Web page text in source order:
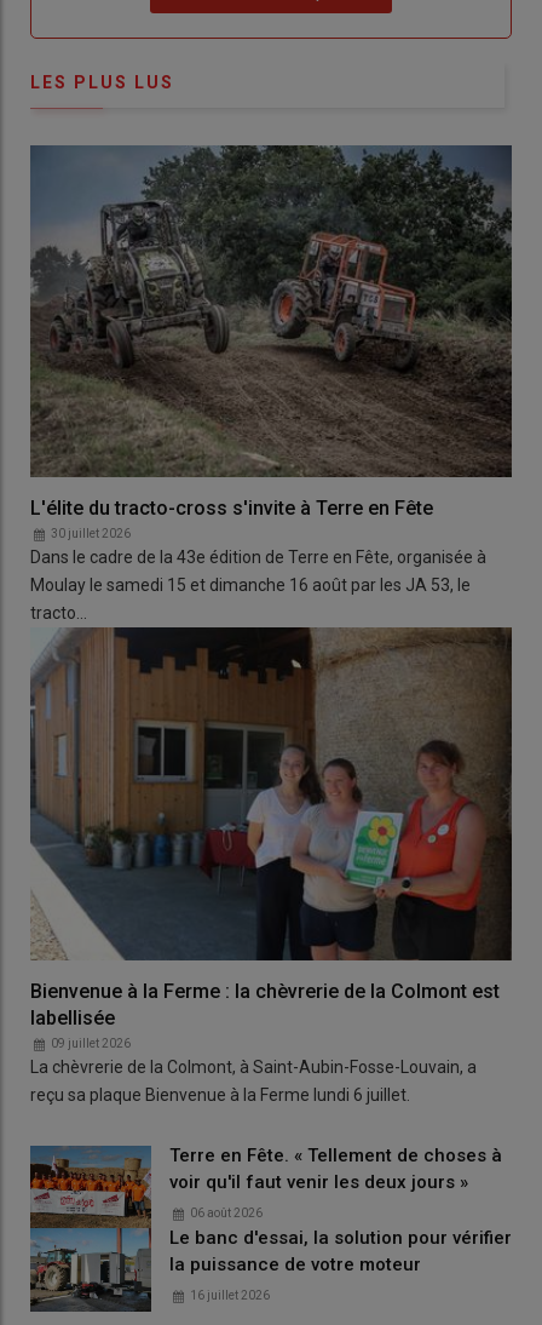
LES PLUS LUS
L'élite du tracto-cross s'invite à Terre en Fête
30 juillet 2026
Dans le cadre de la 43e édition de Terre en Fête, organisée à
Moulay le samedi 15 et dimanche 16 août par les JA 53, le
tracto…
Bienvenue à la Ferme : la chèvrerie de la Colmont est
labellisée
09 juillet 2026
La chèvrerie de la Colmont, à Saint-Aubin-Fosse-Louvain, a
reçu sa plaque Bienvenue à la Ferme lundi 6 juillet.
Terre en Fête. « Tellement de choses à
voir qu'il faut venir les deux jours »
06 août 2026
Le banc d'essai, la solution pour vérifier
la puissance de votre moteur
16 juillet 2026